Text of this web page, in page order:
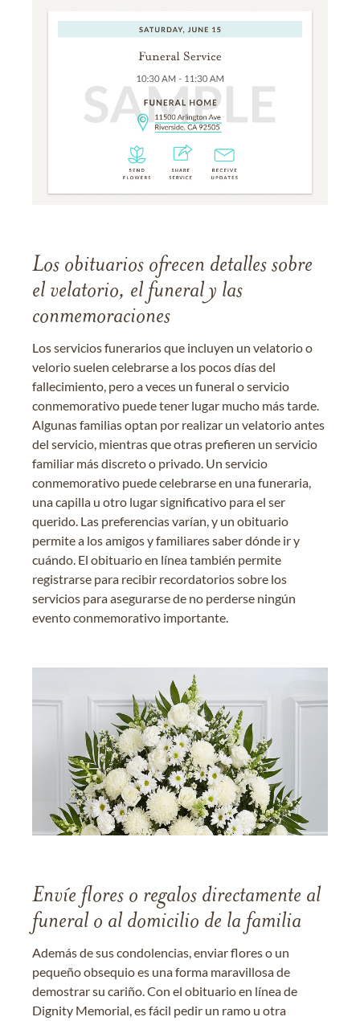
Los obituarios ofrecen detalles sobre
el velatorio, el funeral y las
conmemoraciones
Los servicios funerarios que incluyen un velatorio o
velorio suelen celebrarse a los pocos días del
fallecimiento, pero a veces un funeral o servicio
conmemorativo puede tener lugar mucho más tarde.
Algunas familias optan por realizar un velatorio antes
del servicio, mientras que otras prefieren un servicio
familiar más discreto o privado. Un servicio
conmemorativo puede celebrarse en una funeraria,
una capilla u otro lugar significativo para el ser
querido. Las preferencias varían, y un obituario
permite a los amigos y familiares saber dónde ir y
cuándo. El obituario en línea también permite
registrarse para recibir recordatorios sobre los
servicios para asegurarse de no perderse ningún
evento conmemorativo importante.
Envíe flores o regalos directamente al
funeral o al domicilio de la familia
Además de sus condolencias, enviar flores o un
pequeño obsequio es una forma maravillosa de
demostrar su cariño. Con el obituario en línea de
Dignity Memorial, es fácil pedir un ramo u otra